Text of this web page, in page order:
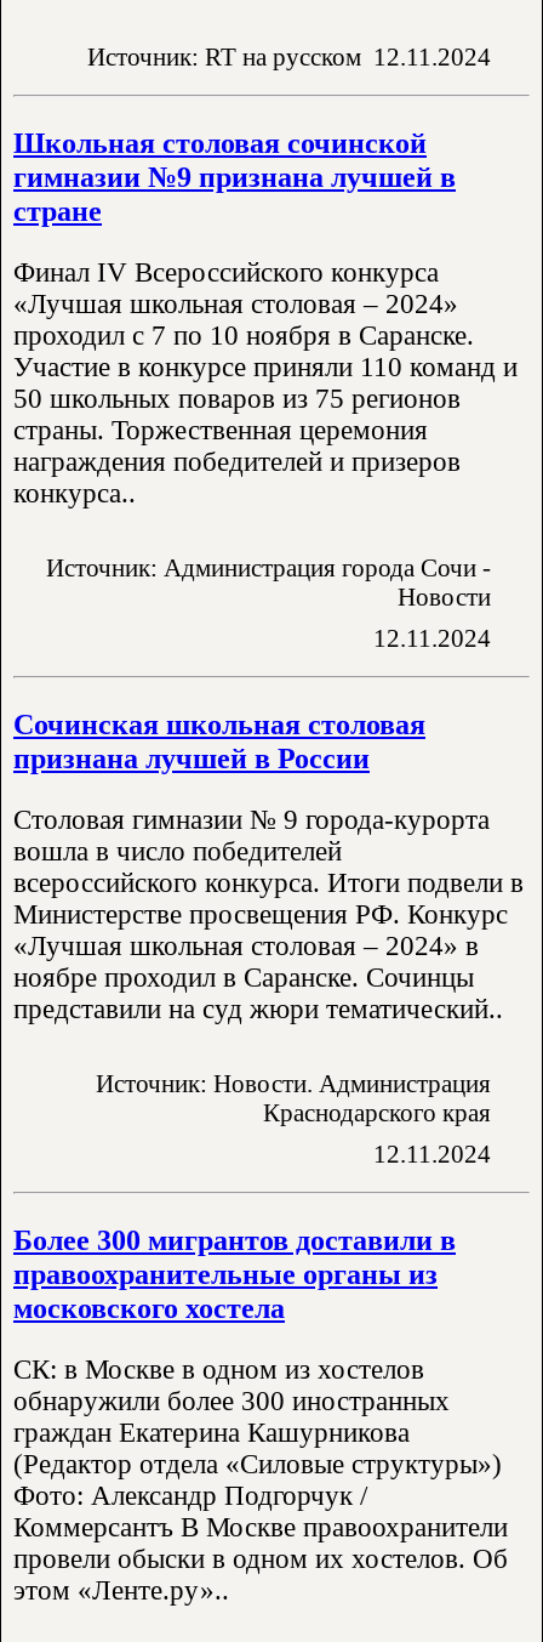
Источник: RT на русском 12.11.2024
Школьная столовая сочинской
гимназии №9 признана лучшей в
стране
Финал IV Всероссийского конкурса
«Лучшая школьная столовая – 2024»
проходил с 7 по 10 ноября в Саранске.
Участие в конкурсе приняли 110 команд и
50 школьных поваров из 75 регионов
страны. Торжественная церемония
награждения победителей и призеров
конкурса..
Источник: Администрация города Сочи -
Новости
12.11.2024
Сочинская школьная столовая
признана лучшей в России
Столовая гимназии № 9 города-курорта
вошла в число победителей
всероссийского конкурса. Итоги подвели в
Министерстве просвещения РФ. Конкурс
«Лучшая школьная столовая – 2024» в
ноябре проходил в Саранске. Сочинцы
представили на суд жюри тематический..
Источник: Новости. Администрация
Краснодарского края
12.11.2024
Более 300 мигрантов доставили в
правоохранительные органы из
московского хостела
СК: в Москве в одном из хостелов
обнаружили более 300 иностранных
граждан Екатерина Кашурникова
(Редактор отдела «Силовые структуры»)
Фото: Александр Подгорчук /
Коммерсантъ В Москве правоохранители
провели обыски в одном их хостелов. Об
этом «Ленте.ру»..